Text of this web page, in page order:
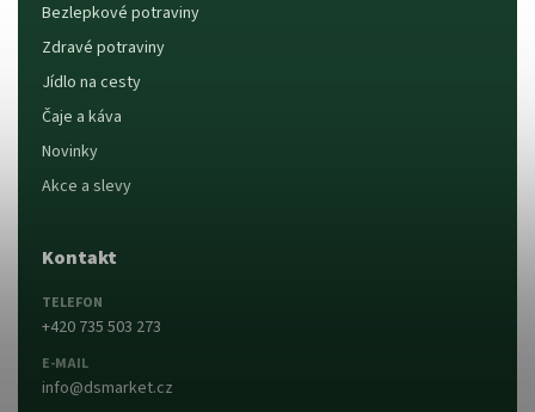
Bezlepkové potraviny
Zdravé potraviny
Jídlo na cesty
Čaje a káva
Novinky
Akce a slevy
Kontakt
TELEFON
+420 735 503 273
E-MAIL
info@dsmarket.cz